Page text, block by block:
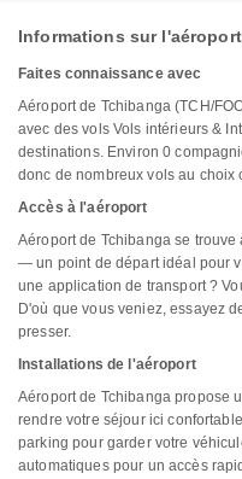
Informations sur l'aéroport
Faites connaissance avec
Aéroport de Tchibanga (TCH/
avec des vols Vols intérieurs &
destinations. Environ 0
donc de nombreux vols au choix
Accès à l'aéroport
Aéroport de Tchibanga se
— un point de départ idéal pour
une application de transport ?
D'où que vous veniez, essayez
presser.
Installations de l'aéroport
Aéroport de Tchibanga propose
rendre votre séjour ici
parking pour garder votre
automatiques pour un accès